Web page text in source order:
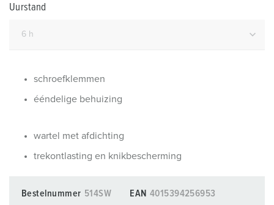
Uurstand
schroefklemmen
ééndelige behuizing
wartel met afdichting
trekontlasting en knikbescherming
Bestelnummer 514SW EAN 4015394256953